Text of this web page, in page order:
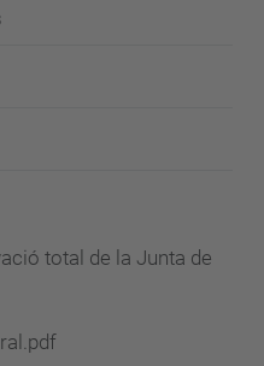
total de la Junta de